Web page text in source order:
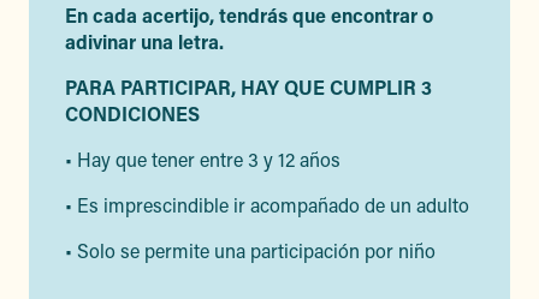
En cada acertijo, tendrás que encontrar o
adivinar una letra.
PARA PARTICIPAR, HAY QUE CUMPLIR 3
CONDICIONES
• Hay que tener entre 3 y 12 años
• Es imprescindible ir acompañado de un adulto
• Solo se permite una participación por niño